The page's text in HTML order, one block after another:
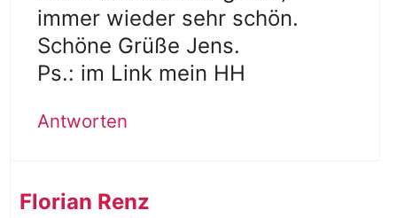
immer wieder sehr schön.
Schöne Grüße Jens.
Ps.: im Link mein HH
Antworten
Florian Renz